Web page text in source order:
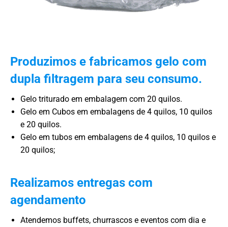
Produzimos e fabricamos gelo com
dupla filtragem para seu consumo.
Gelo triturado em embalagem com 20 quilos.
Gelo em Cubos em embalagens de 4 quilos, 10 quilos
e 20 quilos.
Gelo em tubos em embalagens de 4 quilos, 10 quilos e
20 quilos;
Realizamos entregas com
agendamento
Atendemos buffets, churrascos e eventos com dia e